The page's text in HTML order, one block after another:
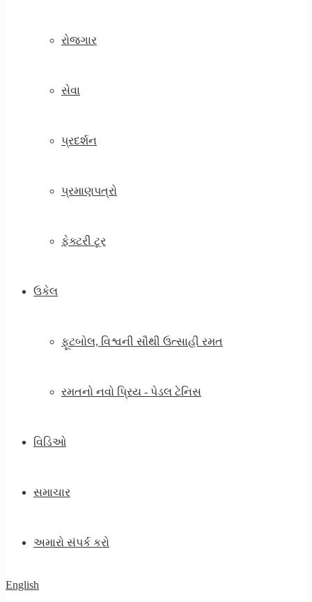
રોજગાર
સેવા
પ્રદર્શન
પ્રમાણપત્રો
ફેક્ટરી ટૂર
ઉકેલ
ફૂટબોલ, વિશ્વની સૌથી ઉત્સાહી રમત
રમતનો નવો પ્રિય - પેડલ ટેનિસ
વિડિઓ
સમાચાર
અમારો સંપર્ક કરો
English